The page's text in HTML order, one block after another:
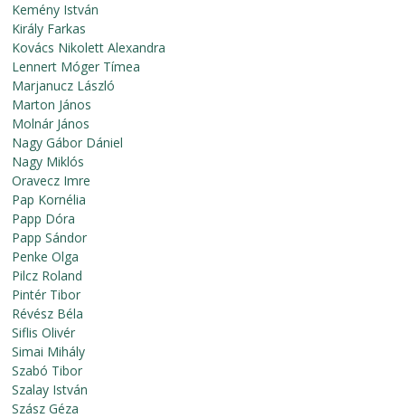
Kemény István
Király Farkas
Kovács Nikolett Alexandra
Lennert Móger Tímea
Marjanucz László
Marton János
Molnár János
Nagy Gábor Dániel
Nagy Miklós
Oravecz Imre
Pap Kornélia
Papp Dóra
Papp Sándor
Penke Olga
Pilcz Roland
Pintér Tibor
Révész Béla
Siflis Olivér
Simai Mihály
Szabó Tibor
Szalay István
Szász Géza